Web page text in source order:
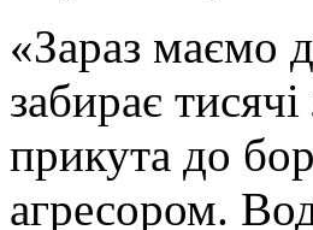
«Зараз маємо
забирає
прикута до
агресором.